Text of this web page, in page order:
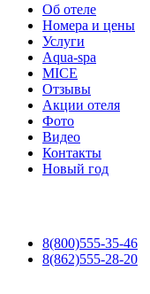
Об отеле
Номера и цены
Услуги
Aqua-spa
MICE
Отзывы
Акции отеля
Фото
Видео
Контакты
Новый год
8(800)555-35-46
8(862)555-28-20